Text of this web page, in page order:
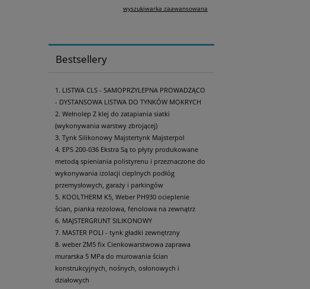
wyszukiwarka zaawansowana
Bestsellery
LISTWA CLS - SAMOPRZYLEPNA PROWADZĄCO
- DYSTANSOWA LISTWA DO TYNKÓW MOKRYCH
Wełnolep Z klej do zatapiania siatki
(wykonywania warstwy zbrojącej)
Tynk Silikonowy Majstertynk Majsterpol
EPS 200-036 Ekstra Są to płyty produkowane
metodą spieniania polistyrenu i przeznaczone do
wykonywania izolacji cieplnych podłóg
przemysłowych, garaży i parkingów
KOOLTHERM K5, Weber PH930 ocieplenie
ścian, pianka rezolowa, fenolowa na zewnątrz
MAJSTERGRUNT SILIKONOWY
MASTER POLI - tynk gładki zewnętrzny
weber ZM5 fix Cienkowarstwowa zaprawa
murarska 5 MPa do murowania ścian
konstrukcyjnych, nośnych, osłonowych i
działowych